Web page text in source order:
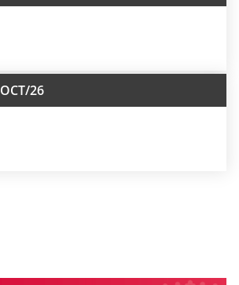
OCT/26